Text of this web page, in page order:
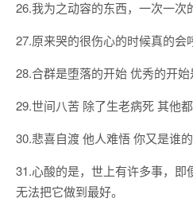
26.我为之动容的东西，一次一次
27.原来哭的很伤心的时候真的会
28.合群是堕落的开始 优秀的开始
29.世间八苦 除了生老病死 其他
30.悲喜自渡 他人难悟 你又是谁
31.心酸的是，世上有许多事，
无法把它做到最好。